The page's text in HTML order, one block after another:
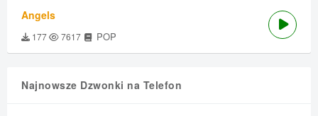
Angels
177 7617 POP
Najnowsze Dzwonki na Telefon